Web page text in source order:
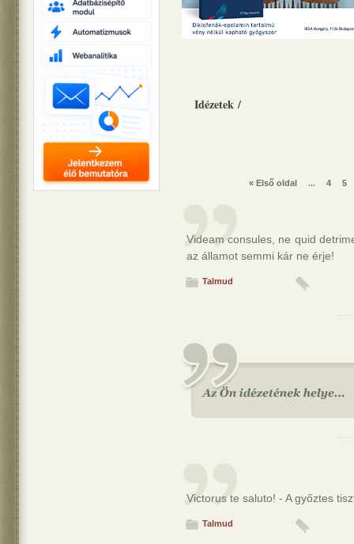
Idézetek /
« Első oldal ... 4 5
Videam consules, ne quid
az államot semmi kár ne érje!
Talmud
Victorus te saluto! - A győztes
Talmud